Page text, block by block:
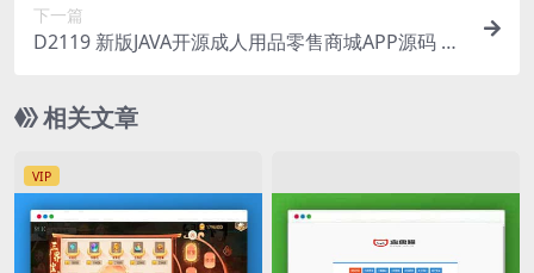
下一篇
D2119 新版JAVA开源成人用品零售商城APP源码 内
相关文章
VIP